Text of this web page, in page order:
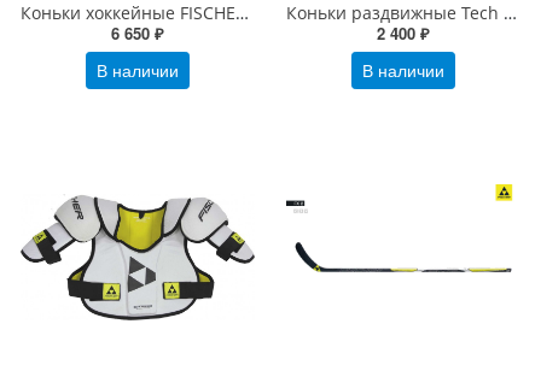
Коньки хоккейные FISCHER RC ONE IS 2
6 650 ₽
В наличии
Коньки раздвижные Tech Team OTTAVA
2 400 ₽
В наличии